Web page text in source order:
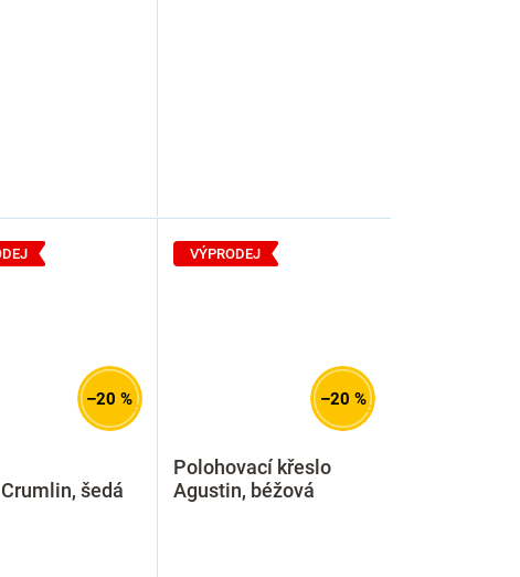
–20 %
šedá
VÝPRODEJ
–20 %
Polohovací křeslo
Agustin, béžová